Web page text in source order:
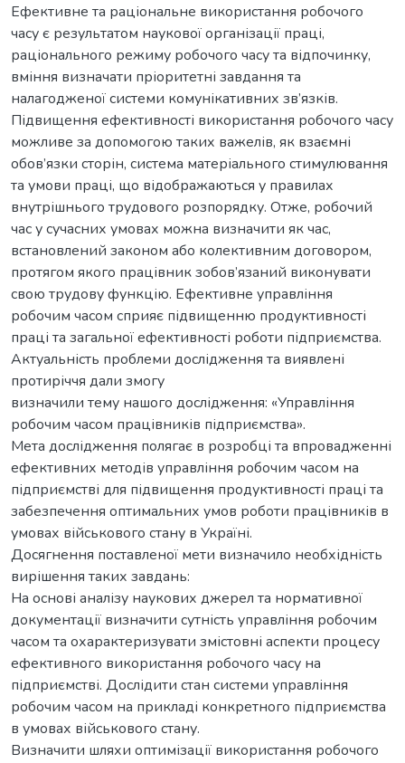
Ефективне та раціональне використання робочого
часу є результатом наукової організації праці,
раціонального режиму робочого часу та відпочинку,
вміння визначати пріоритетні завдання та
налагодженої системи комунікативних зв’язків.
Підвищення ефективності використання робочого часу
можливе за допомогою таких важелів, як взаємні
обов’язки сторін, система матеріального стимулювання
та умови праці, що відображаються у правилах
внутрішнього трудового розпорядку. Отже, робочий
час у сучасних умовах можна визначити як час,
встановлений законом або колективним договором,
протягом якого працівник зобов’язаний виконувати
свою трудову функцію. Ефективне управління
робочим часом сприяє підвищенню продуктивності
праці та загальної ефективності роботи підприємства.
Актуальність проблеми дослідження та виявлені
протиріччя дали змогу
визначили тему нашого дослідження: «Управління
робочим часом працівників підприємства».
Мета дослідження полягає в розробці та впровадженні
ефективних методів управління робочим часом на
підприємстві для підвищення продуктивності праці та
забезпечення оптимальних умов роботи працівників в
умовах військового стану в Україні.
Досягнення поставленої мети визначило необхідність
вирішення таких завдань:
На основі аналізу наукових джерел та нормативної
документації визначити сутність управління робочим
часом та охарактеризувати змістовні аспекти процесу
ефективного використання робочого часу на
підприємстві. Дослідити стан системи управління
робочим часом на прикладі конкретного підприємства
в умовах військового стану.
Визначити шляхи оптимізації використання робочого